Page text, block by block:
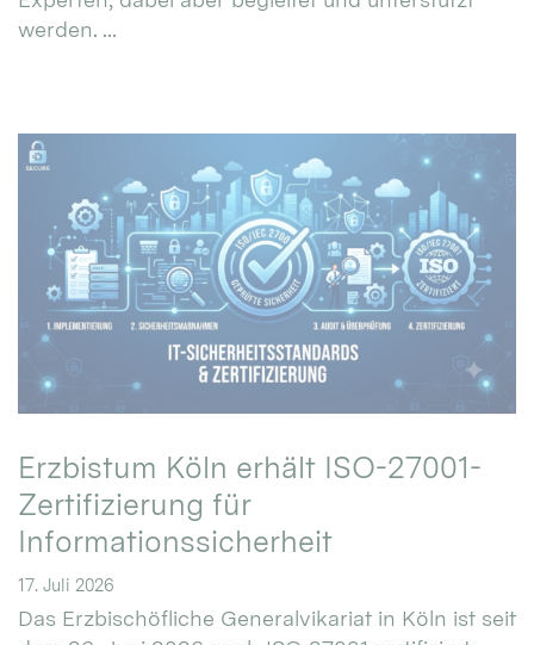
werden. ...
Erzbistum Köln erhält ISO-27001-
Zertifizierung für
Informationssicherheit
17. Juli 2026
Das Erzbischöfliche Generalvikariat in Köln ist seit